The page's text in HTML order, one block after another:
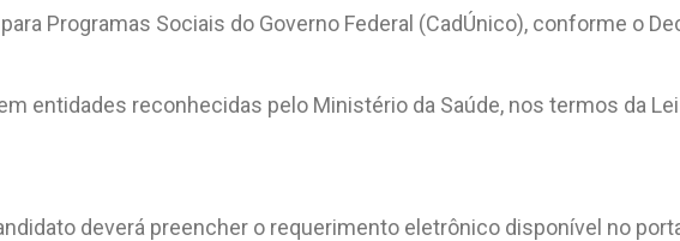
Programas Sociais do Governo Federal (CadÚnico), conforme o
entidades reconhecidas pelo Ministério da Saúde, nos termos da Lei
deverá preencher o requerimento eletrônico disponível no